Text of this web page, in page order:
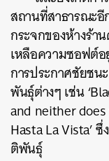
สถานที่สาธารณะ
กระจกของห้างร้า
เหลือความซอฟต์อ
การประกาศชัยช
พันธ์ุต่างๆ เช่น
and neither does
Hasta La Vista’
ติพันธ์ุ